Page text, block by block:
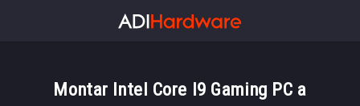
Montar Intel Core I9 Gaming PC a